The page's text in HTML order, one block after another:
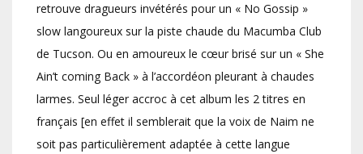
retrouve dragueurs invétérés pour un « No Gossip »
slow langoureux sur la piste chaude du Macumba Club
de Tucson. Ou en amoureux le cœur brisé sur un « She
Ain’t coming Back » à l’accordéon pleurant à chaudes
larmes. Seul léger accroc à cet album les 2 titres en
français [en effet il semblerait que la voix de Naim ne
soit pas particulièrement adaptée à cette langue